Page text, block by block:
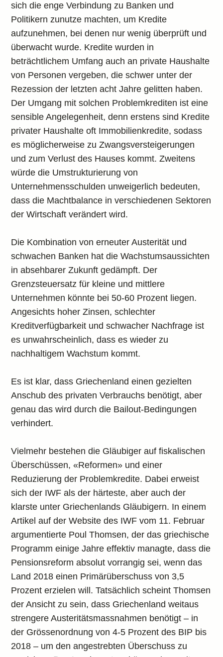
sich die enge Verbindung zu Banken und
Politikern zunutze machten, um Kredite
aufzunehmen, bei denen nur wenig überprüft und
überwacht wurde. Kredite wurden in
beträchtlichem Umfang auch an private Haushalte
von Personen vergeben, die schwer unter der
Rezession der letzten acht Jahre gelitten haben.
Der Umgang mit solchen Problemkrediten ist eine
sensible Angelegenheit, denn erstens sind Kredite
privater Haushalte oft Immobilienkredite, sodass
es möglicherweise zu Zwangsversteigerungen
und zum Verlust des Hauses kommt. Zweitens
würde die Umstrukturierung von
Unternehmensschulden unweigerlich bedeuten,
dass die Machtbalance in verschiedenen Sektoren
der Wirtschaft verändert wird.
Die Kombination von erneuter Austerität und
schwachen Banken hat die Wachstumsaussichten
in absehbarer Zukunft gedämpft. Der
Grenzsteuersatz für kleine und mittlere
Unternehmen könnte bei 50-60 Prozent liegen.
Angesichts hoher Zinsen, schlechter
Kreditverfügbarkeit und schwacher Nachfrage ist
es unwahrscheinlich, dass es wieder zu
nachhaltigem Wachstum kommt.
Es ist klar, dass Griechenland einen gezielten
Anschub des privaten Verbrauchs benötigt, aber
genau das wird durch die Bailout-Bedingungen
verhindert.
Vielmehr bestehen die Gläubiger auf fiskalischen
Überschüssen, «Reformen» und einer
Reduzierung der Problemkredite. Dabei erweist
sich der IWF als der härteste, aber auch der
klarste unter Griechenlands Gläubigern. In einem
Artikel auf der Website des IWF vom 11. Februar
argumentierte Poul Thomsen, der das griechische
Programm einige Jahre effektiv managte, dass die
Pensionsreform absolut vorrangig sei, wenn das
Land 2018 einen Primärüberschuss von 3,5
Prozent erzielen will. Tatsächlich scheint Thomsen
der Ansicht zu sein, dass Griechenland weitaus
strengere Austeritätsmassnahmen benötigt – in
der Grössenordnung von 4-5 Prozent des BIP bis
2018 – um den angestrebten Überschuss zu